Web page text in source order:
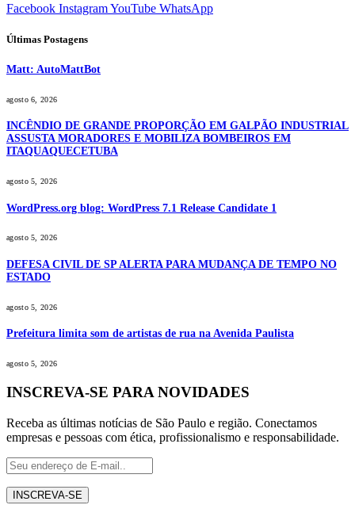
Facebook InstagramYouTube WhatsApp
Últimas Postagens
Matt: AutoMattBot
agosto 6, 2026
INCÊNDIO DE GRANDE PROPORÇÃO EM GALPÃO INDUSTRIAL
ASSUSTA MORADORES E MOBILIZA BOMBEIROS EM
ITAQUAQUECETUBA
agosto 5, 2026
WordPress.org blog: WordPress 7.1 Release Candidate 1
agosto 5, 2026
DEFESA CIVIL DE SP ALERTA PARA MUDANÇA DE TEMPO NO
ESTADO
agosto 5, 2026
Prefeitura limita som de artistas de rua na Avenida Paulista
agosto 5, 2026
INSCREVA-SE PARA NOVIDADES
Receba as últimas notícias de São Paulo e região. Conectamos
empresas e pessoas com ética, profissionalismo e responsabilidade.